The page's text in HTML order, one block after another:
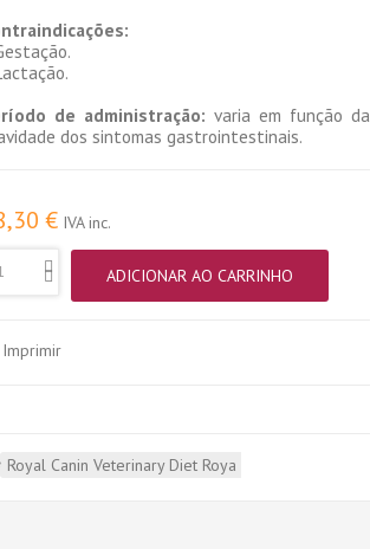
de administração: varia em função da
dos sintomas gastrointestinais.
€ IVA inc.
ADICIONAR AO CARRINHO
Imprimir
Royal Canin Veterinary Diet Roya